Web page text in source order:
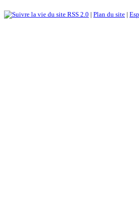
RSS 2.0 | Plan du site |